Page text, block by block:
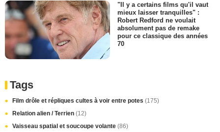
"Il y a certains films qu'il vaut
mieux laisser tranquilles" :
Robert Redford ne voulait
absolument pas de remake
pour ce classique des années
70
Tags
Film drôle et répliques cultes à voir entre potes (175)
Relation alien / Terrien (12)
Vaisseau spatial et soucoupe volante (86)